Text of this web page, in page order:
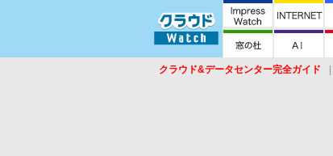
クラウド&データセンター完全ガイド